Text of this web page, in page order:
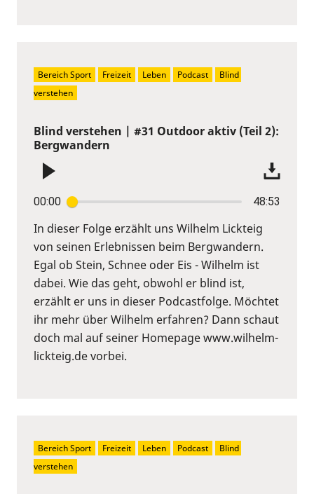
Blind verstehen | #31 Outdoor aktiv (Teil 2):
Bergwandern
00:00 48:53
In dieser Folge erzählt uns Wilhelm Lickteig
von seinen Erlebnissen beim Bergwandern.
Egal ob Stein, Schnee oder Eis - Wilhelm ist
dabei. Wie das geht, obwohl er blind ist,
erzählt er uns in dieser Podcastfolge. Möchtet
ihr mehr über Wilhelm erfahren? Dann schaut
doch mal auf seiner Homepage www.wilhelm-
lickteig.de vorbei.
Bereich Sport Freizeit Leben Podcast
Blind
verstehen
Bereich Sport Freizeit Leben Podcast
Blind
verstehen